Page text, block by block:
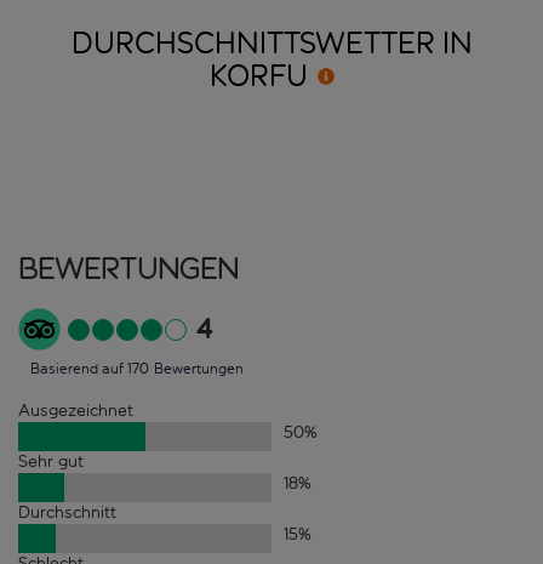
DURCHSCHNITTSWETTER IN
KORFU
Bewertungen
4
Basierend auf 170 Bewertungen
Ausgezeichnet
50%
Sehr gut
18%
Durchschnitt
15%